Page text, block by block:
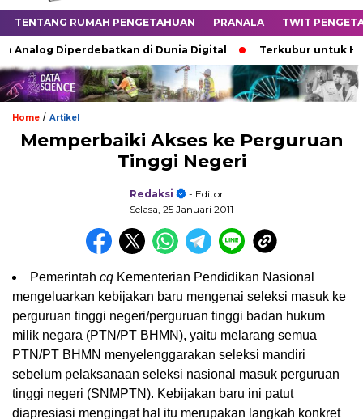
TENTANG RUMAH PENGETAHUAN PRANALA TWIT
Diperdebatkan di Dunia Digital Terkubur untuk Hidup
Home / Artikel
Memperbaiki Akses ke Perguruan
Tinggi Negeri
Redaksi
- Editor
Selasa, 25 Januari 2011
Pemerintah cq Kementerian Pendidikan Nasional
mengeluarkan kebijakan baru mengenai seleksi masuk ke
perguruan tinggi negeri/perguruan tinggi badan hukum
milik negara (PTN/PT BHMN), yaitu melarang semua
PTN/PT BHMN menyelenggarakan seleksi mandiri
sebelum pelaksanaan seleksi nasional masuk perguruan
tinggi negeri (SNMPTN). Kebijakan baru ini patut
diapresiasi mengingat hal itu merupakan langkah konkret